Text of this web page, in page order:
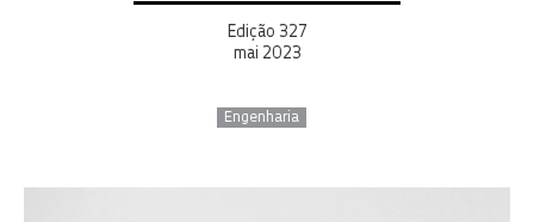
Edição 327
mai 2023
Engenharia